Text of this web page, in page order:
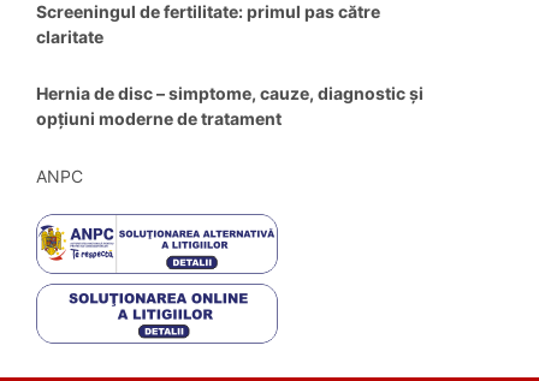
Screeningul de fertilitate: primul pas către
claritate
Hernia de disc – simptome, cauze, diagnostic și
opțiuni moderne de tratament
ANPC